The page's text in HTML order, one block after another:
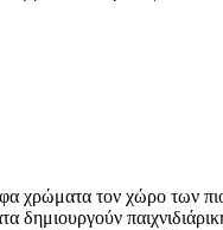
χρώματα τον χώρο των